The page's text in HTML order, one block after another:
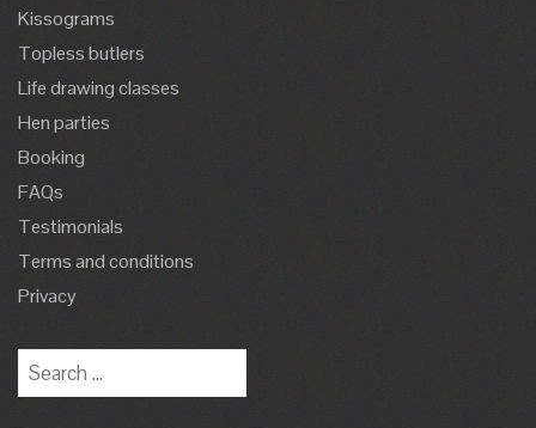
Kissograms
Topless butlers
Life drawing classes
Hen parties
Booking
FAQs
Testimonials
Terms and conditions
Privacy
Search
for: